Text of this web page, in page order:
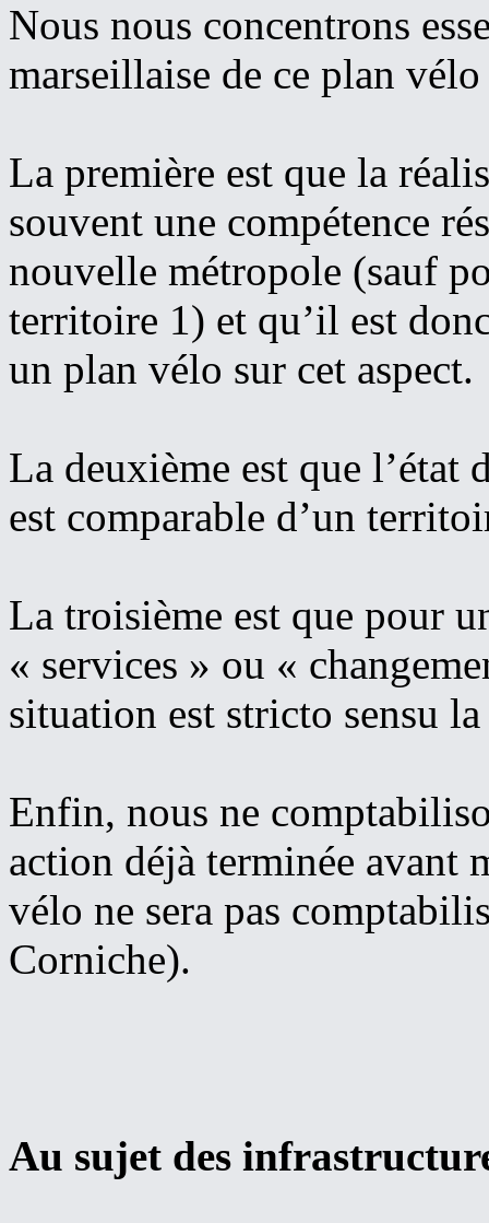
Nous nous concentrons
marseillaise de ce plan
La première est que la
souvent une compétence
nouvelle métropole (sauf
territoire 1) et qu’il est
un plan vélo sur cet aspect.
La deuxième est que l’état
est comparable d’un
La troisième est que pour
« services » ou «
situation est stricto sensu
Enfin, nous ne
action déjà terminée avant
vélo ne sera pas
Corniche).
Au sujet des